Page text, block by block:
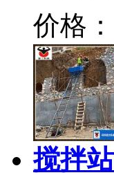
价格
搅拌